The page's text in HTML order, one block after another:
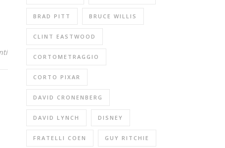
BRAD PITT BRUCE WILLIS
CLINT EASTWOOD
CORTOMETRAGGIO
CORTO PIXAR
DAVID CRONENBERG
DAVID LYNCH DISNEY
FRATELLI COEN GUY RITCHIE